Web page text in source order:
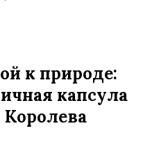
к природе:
капсула